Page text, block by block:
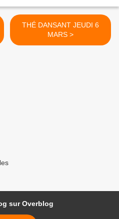
THÉ DANSANT JEUDI 6
MARS >
sur Overblog